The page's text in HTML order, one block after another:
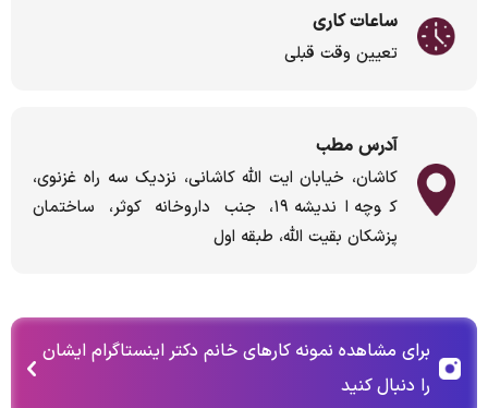
ساعات کاری
تعیین وقت قبلی
آدرس مطب
کاشان، خیابان ایت الله کاشانی، نزدیک سه راه غزنوی،
کوچه اندیشه ۱۹، جنب داروخانه کوثر، ساختمان
پزشکان بقیت الله، طبقه اول
برای مشاهده نمونه کارهای خانم دکتر اینستاگرام ایشان
را دنبال کنید